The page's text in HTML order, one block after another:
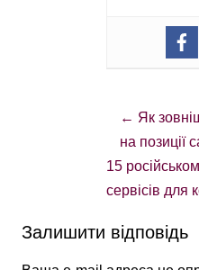
← Як
на позиції
15
сервісів для
Залишити відповідь